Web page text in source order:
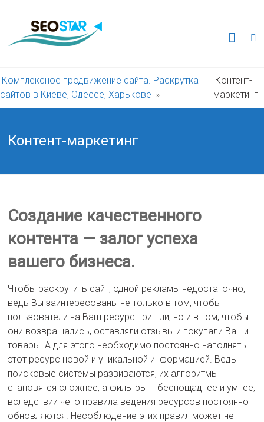
содержимому
Комплексное
сайта.
Раскрутка
сайтов
в
Одессе,
Харькове
цель
—
продвижение
вашего
САЙТА.
цель
—
получение
максимальной
от
вашего
Комплексное продвижение сайта. Раскрутка
сайтов в Киеве, Одессе, Харькове »
Контент-
маркетинг
Контент-маркетинг
Создание качественного
контента — залог успеха
вашего бизнеса.
Чтобы раскрутить сайт, одной рекламы недостаточно,
ведь Вы заинтересованы не только в том, чтобы
пользователи на Ваш ресурс пришли, но и в том, чтобы
они возвращались, оставляли отзывы и покупали Ваши
товары. А для этого необходимо постоянно наполнять
этот ресурс новой и уникальной информацией. Ведь
поисковые системы развиваются, их алгоритмы
становятся сложнее, а фильтры – беспощаднее и умнее,
вследствии чего правила ведения ресурсов постоянно
обновляются. Несоблюдение этих правил может не